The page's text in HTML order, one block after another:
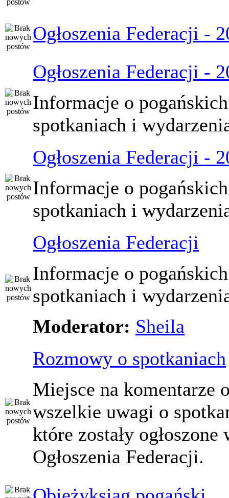
Ogłoszenia Federacji -
Ogłoszenia Federacji -
Informacje o pogańskich
spotkaniach i
Ogłoszenia Federacji -
Informacje o pogańskich
spotkaniach i
Ogłoszenia Federacji
Informacje o pogańskich
spotkaniach i
Moderator: Sheila
Rozmowy o spotkaniach
Miejsce na komentarze
wszelkie uwagi o
które zostały ogłoszone
Ogłoszenia Federacji.